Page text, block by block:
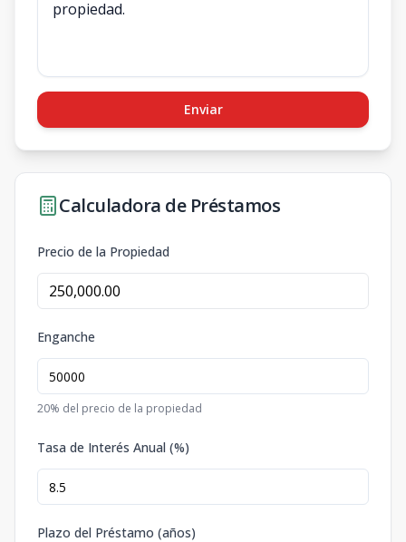
Enviar
Calculadora de Préstamos
Precio de la Propiedad
Enganche
20% del precio de la propiedad
Tasa de Interés Anual (%)
Plazo del Préstamo (años)